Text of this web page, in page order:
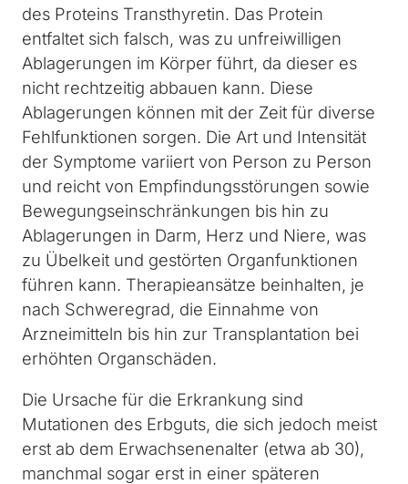
des Proteins Transthyretin. Das Protein
entfaltet sich falsch, was zu unfreiwilligen
Ablagerungen im Körper führt, da dieser es
nicht rechtzeitig abbauen kann. Diese
Ablagerungen können mit der Zeit für diverse
Fehlfunktionen sorgen. Die Art und Intensität
der Symptome variiert von Person zu Person
und reicht von Empfindungsstörungen sowie
Bewegungseinschränkungen bis hin zu
Ablagerungen in Darm, Herz und Niere, was
zu Übelkeit und gestörten Organfunktionen
führen kann. Therapieansätze beinhalten, je
nach Schweregrad, die Einnahme von
Arzneimitteln bis hin zur Transplantation bei
erhöhten Organschäden.
Die Ursache für die Erkrankung sind
Mutationen des Erbguts, die sich jedoch meist
erst ab dem Erwachsenenalter (etwa ab 30),
manchmal sogar erst in einer späteren